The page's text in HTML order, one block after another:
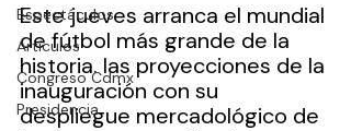
Espectáculos
Artículos
Congreso Cdmx
Presidencia
Este jueves arranca el mundial
de fútbol más grande de la
historia. las proyecciones de la
inauguración con su
despliegue mercadológico de